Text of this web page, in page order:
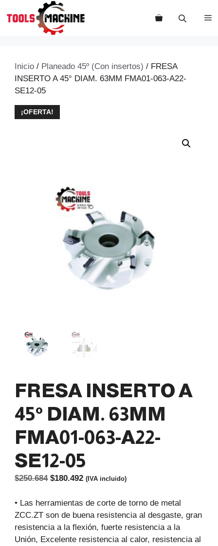
Inicio / Planeado 45º (Con insertos) / FRESA
INSERTO A 45° DIAM. 63MM FMA01-063-A22-
SE12-05
¡OFERTA!
FRESA INSERTO A
45° DIAM. 63MM
FMA01-063-A22-
SE12-05
$250.684 El
original
era:
$250.684.
$180.492El
actual
es:
$180.492.
(IVA incluido)
• Las herramientas de corte de torno de metal
ZCC.ZT son de buena resistencia al desgaste, gran
resistencia a la flexión, fuerte resistencia a la
Unión, Excelente resistencia al calor, resistencia al